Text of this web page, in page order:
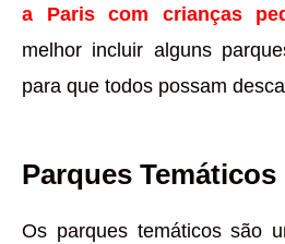
a Paris com crianças
melhor incluir alguns
para que todos possam
Parques Temáticos
Os parques temáticos são